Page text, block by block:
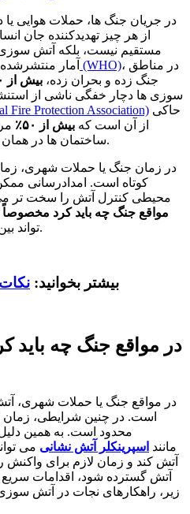
در جریان جنگ ها، حملات هوایی
از هر چیز تهدیدکننده جان
مستقیم نیست، بلکه آتش
آمار سازمان جهانی بهداشت (WHO)، در مناطق
جنگ زده و بحران زده، بیش از ۸۰٪
سوزی ها دچار خفگی ناشی از
Fire Protection Association)
از آن است که بیش از ۵۰٪
ساختمان ها در همانرخ می دهد.
در زمان جنگ یا حملات شهری،
کوتاه است. امدادرسانی
محیطی کنترل آتش را سخت تر می
مواقع جنگ چه باید کرد مخصوصاً
تواند بین مرگ و زندگی تفاوت ایجاد کند.
بیشتر بخوانید:
در مواقع جنگ چه باید
است. در چنین شرایطی، زمان
محدود است. به همین
مانند اسپرینکلر آتش نشانی می
آتش کند و زمان لازم برای واکنش
آتش گسترده شود، اقدامات
زیر، راهکارهای نجات در آتش